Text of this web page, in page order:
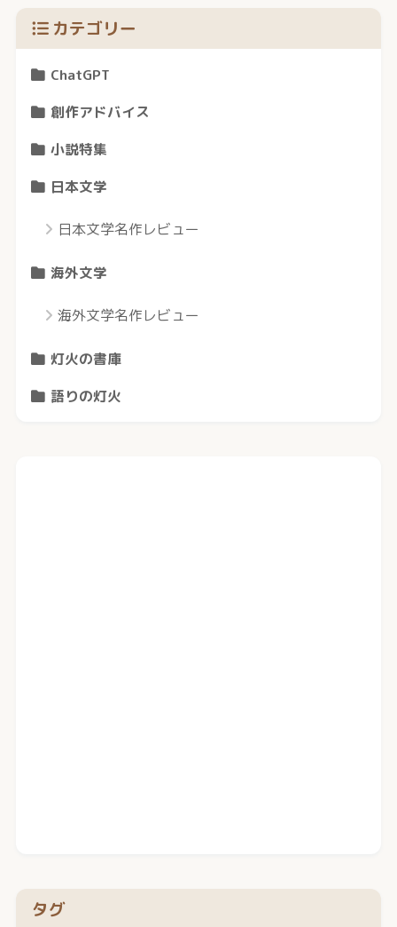
カテゴリー
ChatGPT
創作アドバイス
小説特集
日本文学
日本文学名作レビュー
海外文学
海外文学名作レビュー
灯火の書庫
語りの灯火
タグ